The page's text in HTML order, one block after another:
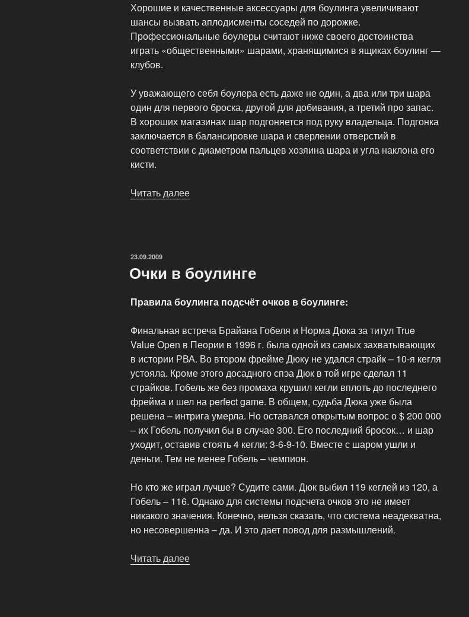
Хорошие и качественные аксессуары для боулинга увеличивают
шансы вызвать аплодисменты соседей по дорожке.
Профессиональные боулеры считают ниже своего достоинства
играть «общественными» шарами, хранящимися в ящиках боулинг —
клубов.
У уважающего себя боулера есть даже не один, а два или три шара
один для первого броска, другой для добивания, а третий про запас.
В хороших магазинах шар подгоняется под руку владельца. Подгонка
заключается в балансировке шара и сверлении отверстий в
соответствии с диаметром пальцев хозяина шара и угла наклона его
кисти.
Читать далее
ОПУБЛИКОВАНО
23.09.2009
Очки в боулинге
Правила боулинга подсчёт очков в боулинге:
Финальная встреча Брайана Гобеля и Норма Дюка за титул True
Value Open в Пеории в 1996 г. была одной из самых захватывающих
в истории РВА. Во втором фрейме Дюку не удался страйк – 10-я кегля
устояла. Кроме этого досадного спэа Дюк в той игре сделал 11
страйков. Гобель же без промаха крушил кегли вплоть до последнего
фрейма и шел на perfect game. В общем, судьба Дюка уже была
решена – интрига умерла. Но оставался открытым вопрос о $ 200 000
– их Гобель получил бы в случае 300. Его последний бросок… и шар
уходит, оставив стоять 4 кегли: 3-6-9-10. Вместе с шаром ушли и
деньги. Тем не менее Гобель – чемпион.
Но кто же играл лучше? Судите сами. Дюк выбил 119 кеглей из 120, а
Гобель – 116. Однако для системы подсчета очков это не имеет
никакого значения. Конечно, нельзя сказать, что система неадекватна,
но несовершенна – да. И это дает повод для размышлений.
Читать далее